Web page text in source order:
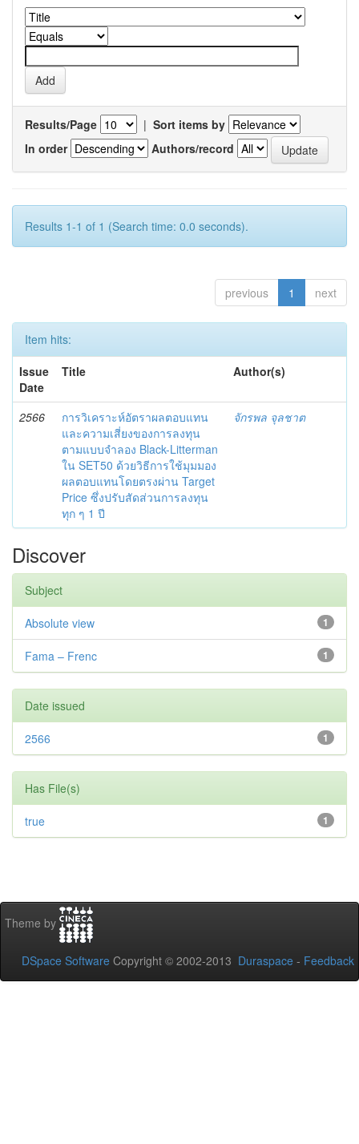
Results/Page | Sort items by
In order
Authors/record
Results 1-1 of 1 (Search time: 0.0 seconds).
previous 1 next
Item hits:
Issue
Date
Title Author(s)
2566
การวิเคราะห์อัตราผลตอบแทน
และความเสี่ยงของการลงทุน
ตามแบบจำลอง Black-Litterman
ใน SET50 ด้วยวิธีการใช้มุมมอง
ผลตอบแทนโดยตรงผ่าน Target
Price ซึ่งปรับสัดส่วนการลงทุน
ทุก ๆ 1 ปี
จักรพล จุลชาต
Discover
Subject
1
Absolute view
1
Fama – Frenc
Date issued
1
2566
Has File(s)
1
true
Theme by
DSpace Software Copyright © 2002-2013 Duraspace - Feedback